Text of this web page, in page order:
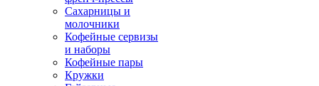
Сахарницы и
молочники
Кофейные сервизы
и наборы
Кофейные пары
Кружки